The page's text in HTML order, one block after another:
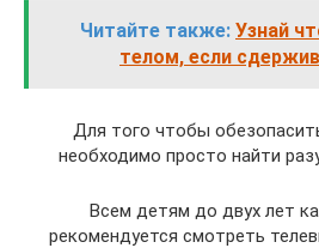
Читайте также: Узнай
телом, если
Для того чтобы
необходимо просто найти
Всем детям до двух лет
рекомендуется смотреть